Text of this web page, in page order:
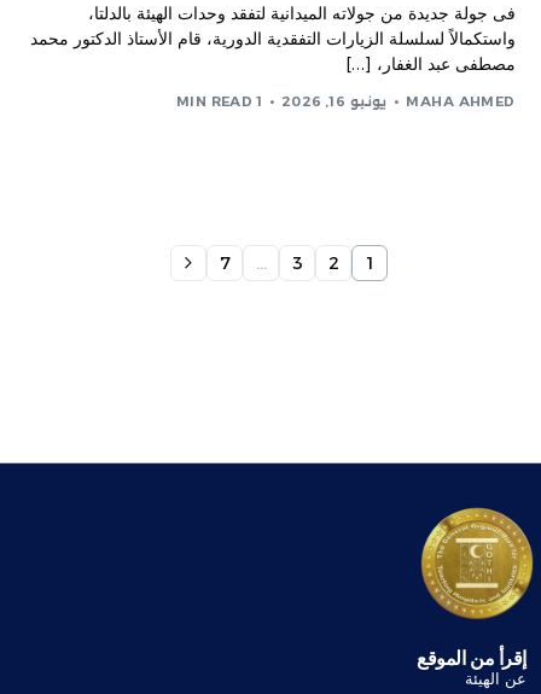
فى جولة جديدة من جولاته الميدانية لتفقد وحدات الهيئة بالدلتا،
واستكمالاً لسلسلة الزيارات التفقدية الدورية، قام الأستاذ الدكتور محمد
مصطفى عبد الغفار، […]
MAHA AHMED يونيو 16, 2026 1 MIN READ
1
2
3
…
7
إقرأ من الموقع
عن الهيئة